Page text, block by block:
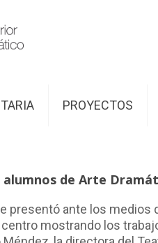
PROYECTOS
de Arte
presentó ante los medios
mostrando los